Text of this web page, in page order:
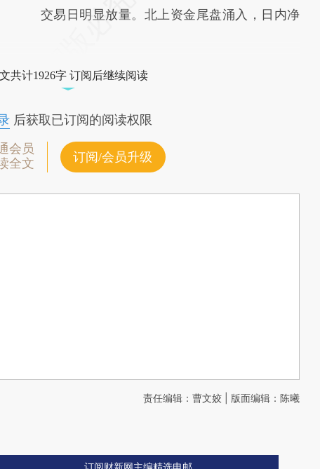
交易日明显放量。北上资金尾盘涌入，日内净
共计1926字 订阅后继续阅读
后获取已订阅的阅读权限
会员
全文
订阅/会员升级
责任编辑：曹文姣 | 版面编辑：陈曦